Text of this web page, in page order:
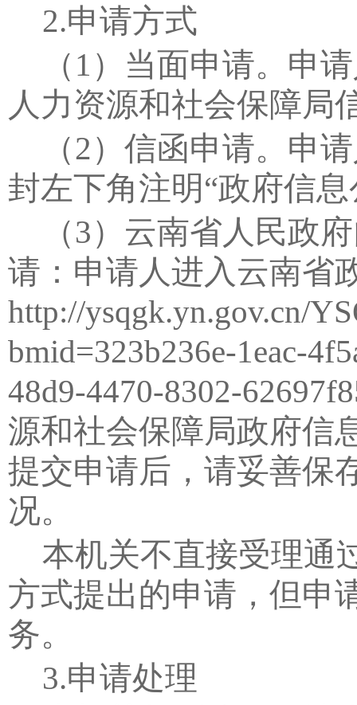
2.申请方式
（1 ）当面申请。申
人力资源和社会保障局
（2）信函申请。申
封左下角注明“政府信
（3）云南省人民政
请：申请人进入云南省
http://ysqgk.yn.gov.cn/
bmid=323b236e-1eac-
48d9-4470-8302-
源和社会保障局政府信
提交申请后，请妥善保
况。
本机关不直接受理通
方式提出的申请，但申
务。
3.申请处理